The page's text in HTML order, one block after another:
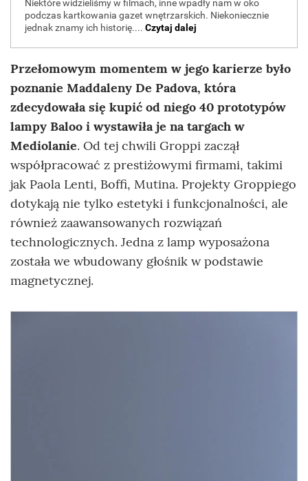
Przełomowym momentem w jego karierze było
poznanie Maddaleny De Padova, która
zdecydowała się kupić od niego 40 prototypów
lampy Baloo i wystawiła je na targach w
Mediolanie. Od tej chwili Groppi zaczął
współpracować z prestiżowymi firmami, takimi
jak Paola Lenti, Boffi, Mutina. Projekty Groppiego
dotykają nie tylko estetyki i funkcjonalności, ale
również zaawansowanych rozwiązań
technologicznych. Jedna z lamp wyposażona
została we wbudowany głośnik w podstawie
magnetycznej.